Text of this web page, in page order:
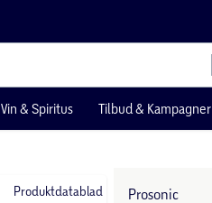
Vin & Spiritus Tilbud & Kampagner
Produktdatablad Prosonic